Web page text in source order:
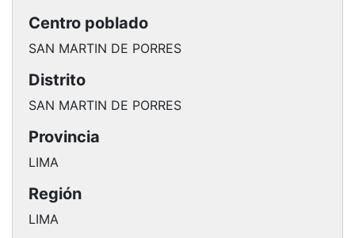
Centro poblado
SAN MARTIN DE PORRES
Distrito
SAN MARTIN DE PORRES
Provincia
LIMA
Región
LIMA